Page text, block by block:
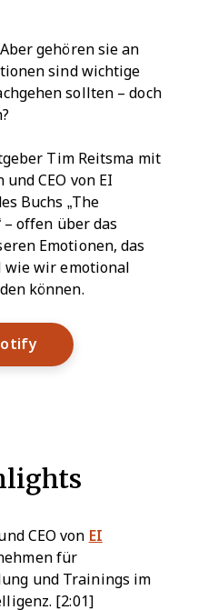
gehören sie an
sind wichtige
sollten – doch
Tim Reitsma mit
CEO von EI
Buchs „The
– offen über das
Emotionen, das
wie wir emotional
können.
Opens New Window
CEO von EI
für
und Trainings im
[2:01]